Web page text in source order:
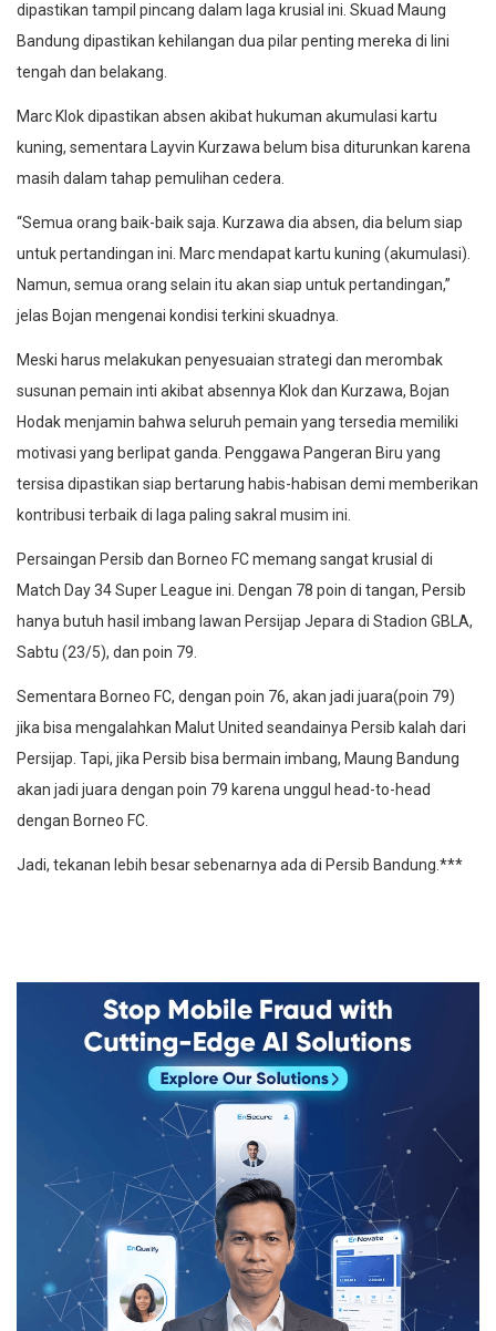
dipastikan tampil pincang dalam laga krusial ini. Skuad Maung
Bandung dipastikan kehilangan dua pilar penting mereka di lini
tengah dan belakang.
Marc Klok dipastikan absen akibat hukuman akumulasi kartu
kuning, sementara Layvin Kurzawa belum bisa diturunkan karena
masih dalam tahap pemulihan cedera.
“Semua orang baik-baik saja. Kurzawa dia absen, dia belum siap
untuk pertandingan ini. Marc mendapat kartu kuning (akumulasi).
Namun, semua orang selain itu akan siap untuk pertandingan,”
jelas Bojan mengenai kondisi terkini skuadnya.
Meski harus melakukan penyesuaian strategi dan merombak
susunan pemain inti akibat absennya Klok dan Kurzawa, Bojan
Hodak menjamin bahwa seluruh pemain yang tersedia memiliki
motivasi yang berlipat ganda. Penggawa Pangeran Biru yang
tersisa dipastikan siap bertarung habis-habisan demi memberikan
kontribusi terbaik di laga paling sakral musim ini.
Persaingan Persib dan Borneo FC memang sangat krusial di
Match Day 34 Super League ini. Dengan 78 poin di tangan, Persib
hanya butuh hasil imbang lawan Persijap Jepara di Stadion GBLA,
Sabtu (23/5), dan poin 79.
Sementara Borneo FC, dengan poin 76, akan jadi juara(poin 79)
jika bisa mengalahkan Malut United seandainya Persib kalah dari
Persijap. Tapi, jika Persib bisa bermain imbang, Maung Bandung
akan jadi juara dengan poin 79 karena unggul head-to-head
dengan Borneo FC.
Jadi, tekanan lebih besar sebenarnya ada di Persib Bandung.***